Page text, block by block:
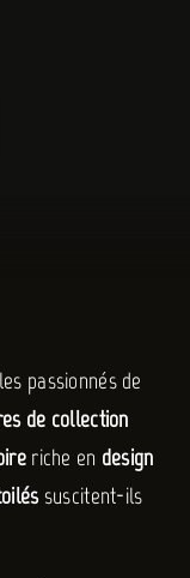
passionnés de
de collection
riche en design
suscitent-ils